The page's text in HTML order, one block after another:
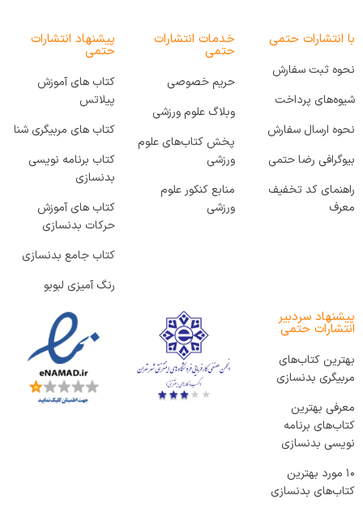
با انتشارات حتمی
نحوه ثبت سفارش
شیوه‌های پرداخت
نحوه ارسال سفارش
بیوگرافی رضا حتمی
راهنمای کد تخفیف
معرف
خدمات انتشارات
حتمی
حریم خصوصی
وبلاگ علوم ورزشی
پخش کتاب‌های علوم
ورزشی
منابع کنکور علوم
ورزشی
پیشنهاد انتشارات
حتمی
کتاب های آموزش
پیلاتس
کتاب های مربیگری شنا
کتاب برنامه نویسی
بدنسازی
کتاب های آموزش
حرکات بدنسازی
کتاب جامع بدنسازی
رنگ آمیزی لبوبو
پیشنهاد سردبیر
انتشارات حتمی
بهترین کتاب‌های
مربیگری بدنسازی
معرفی بهترین
کتاب‌های برنامه
نویسی بدنسازی
۱۰ مورد بهترین
کتاب‌های بدنسازی